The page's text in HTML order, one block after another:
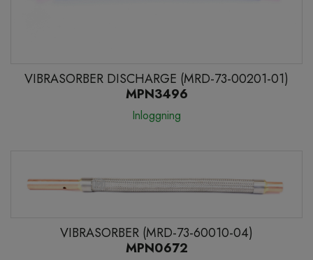
VIBRASORBER DISCHARGE (MRD-73-00201-01)
MPN3496
Inloggning
VIBRASORBER (MRD-73-60010-04)
MPN0672